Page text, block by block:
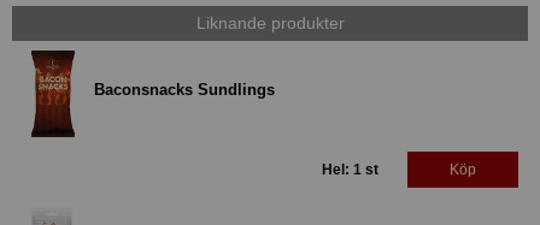
Liknande produkter
Baconsnacks Sundlings
Hel: 1 st Köp